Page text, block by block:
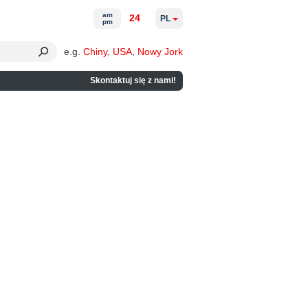
e.g. Chiny, USA Nowy Jork
Skontaktuj się z nami!
am
pm
24 PL